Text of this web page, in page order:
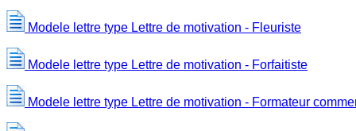
Modele lettre type Lettre de motivation - Fleuriste
Modele lettre type Lettre de motivation - Forfaitiste
Modele lettre type Lettre de motivation - Formateur